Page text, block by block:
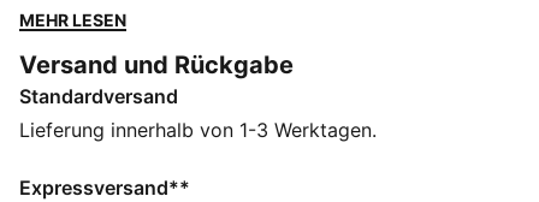
lässige Vibes lieben. Zeig deinen PUMA Stolz mit
FEATURES + VORTEILE
Hergestellt aus mindestens 50 % recycelten
Materialien
Relaxed Fit
MEHR LESEN
Versand und Rückgabe
Standardversand
Lieferung innerhalb von 1-3 Werktagen.
Expressversand**